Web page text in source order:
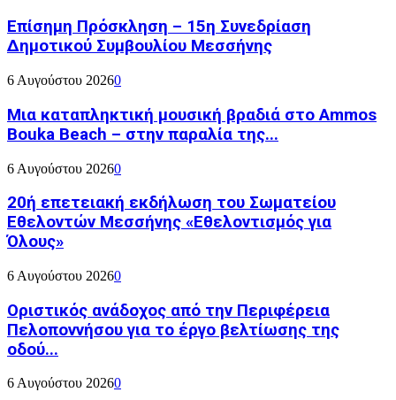
Επίσημη Πρόσκληση – 15η Συνεδρίαση
Δημοτικού Συμβουλίου Μεσσήνης
6 Αυγούστου 20260
Μια καταπληκτική μουσική βραδιά στο Ammos
Bouka Beach – στην παραλία της...
6 Αυγούστου 20260
20ή επετειακή εκδήλωση του Σωματείου
Εθελοντών Μεσσήνης «Εθελοντισμός για
Όλους»
6 Αυγούστου 20260
Οριστικός ανάδοχος από την Περιφέρεια
Πελοποννήσου για το έργο βελτίωσης της
οδού...
6 Αυγούστου 20260